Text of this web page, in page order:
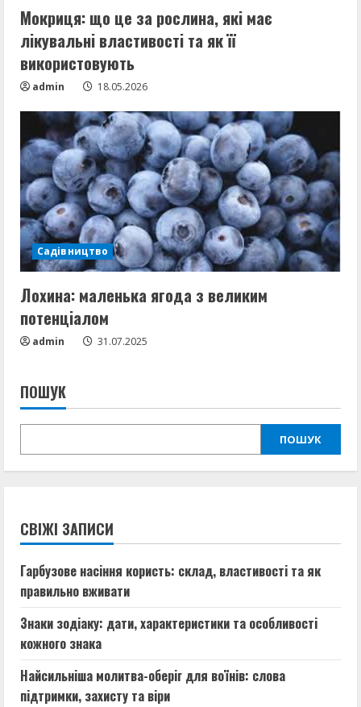
Мокриця: що це за рослина, які має
лікувальні властивості та як її
використовують
admin 18.05.2026
Садівництво
Лохина: маленька ягода з великим
потенціалом
admin 31.07.2025
ПОШУК
ПОШУК
СВІЖІ ЗАПИСИ
Гарбузове насіння користь: склад, властивості та як
правильно вживати
Знаки зодіаку: дати, характеристики та особливості
кожного знака
Найсильніша молитва-оберіг для воїнів: слова
підтримки, захисту та віри